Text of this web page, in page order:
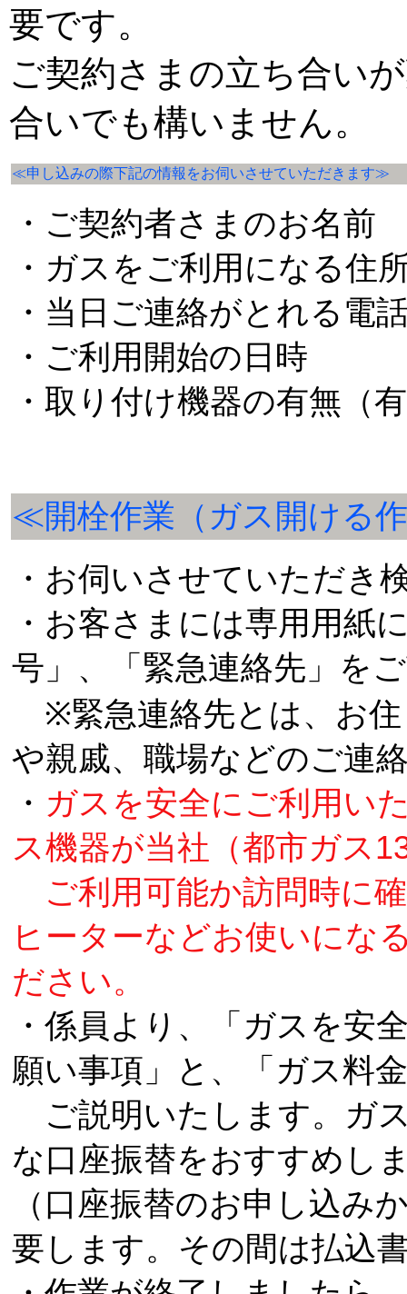
要です。
ご契約さまの立ち合い
合いでも構いません。
≪申し込みの際下記の情報をお伺いさせていただきます≫
・ご契約者さまのお名前
・ガスをご利用になる住
・当日ご連絡がとれる電
・ご利用開始の日時
・取り付け機器の有無（
≪開栓作業（ガス開ける
・お伺いさせていただき
・お客さまには専用用紙
号」、「緊急連絡先」を
※緊急連絡先とは、お住
や親戚、職場などのご連
・ ガスを安全にご利用い
ス機器が当社（都市ガス
ご利用可能か訪問時に
ヒーターなどお使いにな
ださい。
・係員より、「ガスを安
願い事項」と、「ガス料
ご説明いたします。ガ
な口座振替をおすすめし
（口座振替のお申し込み
要します。その間は払込